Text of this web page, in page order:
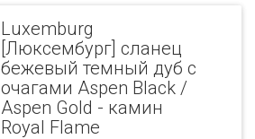
Luxemburg
[Люксембург] сланец
бежевый темный дуб с
очагами Aspen Black /
Aspen Gold - камин
Royal Flame